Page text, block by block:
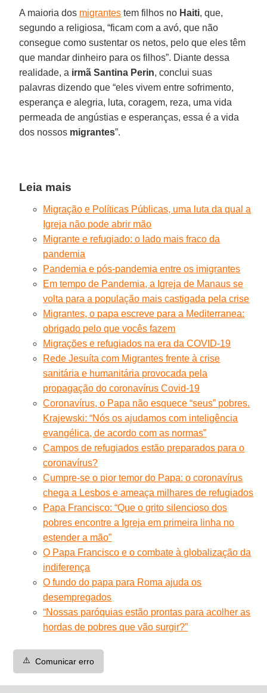
A maioria dos migrantes tem filhos no Haiti, que,
segundo a religiosa, “ficam com a avó, que não
consegue como sustentar os netos, pelo que eles têm
que mandar dinheiro para os filhos”. Diante dessa
realidade, a irmã Santina Perin, conclui suas
palavras dizendo que “eles vivem entre sofrimento,
esperança e alegria, luta, coragem, reza, uma vida
permeada de angústias e esperanças, essa é a vida
dos nossos migrantes”.
Leia mais
Migração e Políticas Públicas, uma luta da qual a
Igreja não pode abrir mão
Migrante e refugiado: o lado mais fraco da
pandemia
Pandemia e pós-pandemia entre os imigrantes
Em tempo de Pandemia, a Igreja de Manaus se
volta para a população mais castigada pela crise
Migrantes, o papa escreve para a Mediterranea:
obrigado pelo que vocês fazem
Migrações e refugiados na era da COVID-19
Rede Jesuíta com Migrantes frente à crise
sanitária e humanitária provocada pela
propagação do coronavírus Covid-19
Coronavírus, o Papa não esquece “seus” pobres.
Krajewski: “Nós os ajudamos com inteligência
evangélica, de acordo com as normas”
Campos de refugiados estão preparados para o
coronavírus?
Cumpre-se o pior temor do Papa: o coronavírus
chega a Lesbos e ameaça milhares de refugiados
Papa Francisco: “Que o grito silencioso dos
pobres encontre a Igreja em primeira linha no
estender a mão”
O Papa Francisco e o combate à globalização da
indiferença
O fundo do papa para Roma ajuda os
desempregados
“Nossas paróquias estão prontas para acolher as
hordas de pobres que vão surgir?”
⚠️ Comunicar erro